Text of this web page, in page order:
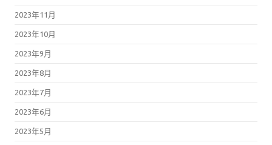
2023年11月
2023年10月
2023年9月
2023年8月
2023年7月
2023年6月
2023年5月